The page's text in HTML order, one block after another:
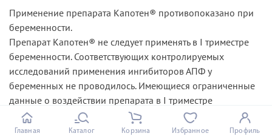
Применение препарата Капотен® противопоказано при
беременности.
Препарат Капотен® не следует применять в I триместре
беременности. Соответствующих контролируемых
исследований применения ингибиторов АПФ у
беременных не проводилось. Имеющиеся ограниченные
данные о воздействии препарата в I триместре
беременности свидетельствуют о том, что применение
ингибиторов АПФ не приводит к порокам развития плода,
Главная Каталог Корзина Избранное Профиль